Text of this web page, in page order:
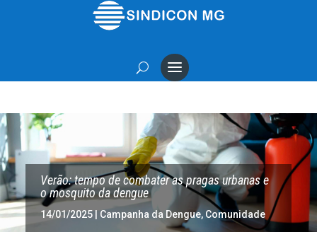
Verão: tempo de combater as pragas urbanas e
o mosquito da dengue
14/01/2025| Campanha da Dengue, Comunidade